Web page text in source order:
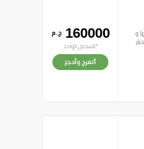
و 160000 ج . م
*للشخص الواحد
أتفرج وأحجز